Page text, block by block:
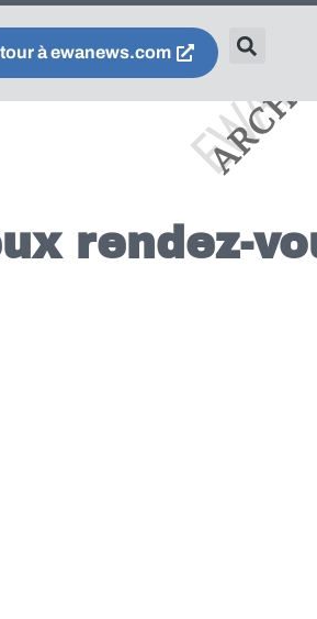
à ewanews.com
rendez-